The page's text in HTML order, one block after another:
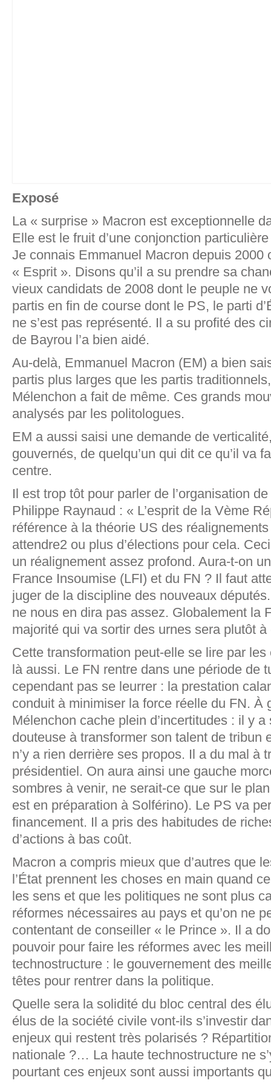
Exposé
La « surprise » Macron est exceptionnelle
Elle est le fruit d’une conjonction
Je connais Emmanuel Macron depuis 2000
« Esprit ». Disons qu’il a su prendre sa
vieux candidats de 2008 dont le peuple ne
partis en fin de course dont le PS, le parti
ne s’est pas représenté. Il a su profité des
de Bayrou l’a bien aidé.
Au-delà, Emmanuel Macron (EM) a bien
partis plus larges que les partis
Mélenchon a fait de même. Ces grands
analysés par les politologues.
EM a aussi saisi une demande de verticalité,
gouvernés, de quelqu’un qui dit ce qu’il va
centre.
Il est trop tôt pour parler de l’organisation
Philippe Raynaud : « L’esprit de la Vème
référence à la théorie US des
attendre2 ou plus d’élections pour cela.
un réalignement assez profond. Aura-t-on
France Insoumise (LFI) et du FN ? Il faut
juger de la discipline des nouveaux
ne nous en dira pas assez. Globalement la
majorité qui va sortir des urnes sera plutôt à
Cette transformation peut-elle se lire par les
là aussi. Le FN rentre dans une période de
cependant pas se leurrer : la prestation
conduit à minimiser la force réelle du FN. À
Mélenchon cache plein d’incertitudes : il y
douteuse à transformer son talent de tribun
n’y a rien derrière ses propos. Il a du mal à
présidentiel. On aura ainsi une gauche
sombres à venir, ne serait-ce que sur le
est en préparation à Solférino). Le PS va
financement. Il a pris des habitudes de
d’actions à bas coût.
Macron a compris mieux que d’autres que
l’État prennent les choses en main quand
les sens et que les politiques ne sont plus
réformes nécessaires au pays et qu’on ne
contentant de conseiller « le Prince ». Il a
pouvoir pour faire les réformes avec les
technostructure : le gouvernement des
têtes pour rentrer dans la politique.
Quelle sera la solidité du bloc central des
élus de la société civile vont-ils s’investir
enjeux qui restent très polarisés ?
nationale ?… La haute technostructure ne
pourtant ces enjeux sont aussi importants